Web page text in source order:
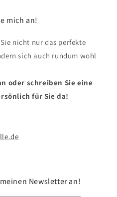
mich an!
nicht nur das perfekte
sich auch rundum wohl
oder schreiben Sie eine
für Sie da!
Newsletter an!